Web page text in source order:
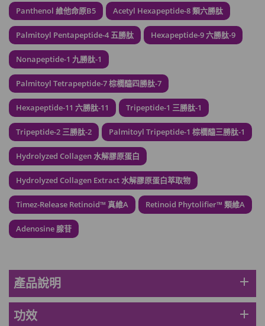
草姬 調經緊緻寶(27年2月到期)
此商品最多可加購1件
HKD$169
HKD$369
加入購物車
男補精力丸5:1 (到期日2028年1月)
此商品最多可加購1件
HKD$169
HKD$449
加入購物車
理膚泉 無香大哥大防曬 50ml (2027年4
月)
此商品最多可加購1件
HKD$88
HKD$145
加入購物車
Round Lab 白樺樹水份防曬霜 50ml
Panthenol 維他命原B5 Acetyl Hexapeptide-8 類六勝肽
Palmitoyl Pentapeptide-4 五勝肽 Hexapeptide-9 六勝肽-9
Nonapeptide-1 九勝肽-1
Palmitoyl Tetrapeptide-7 棕櫚醯四勝肽-7
Hexapeptide-11 六勝肽-11 Tripeptide-1 三勝肽-1
Tripeptide-2 三勝肽-2 Palmitoyl Tripeptide-1 棕櫚醯三勝肽-1
Hydrolyzed Collagen 水解膠原蛋白
Hydrolyzed Collagen Extract 水解膠原蛋白萃取物
Timez-Release Retinoid™ 真維A Retinoid Phytolifier™ 類維A
Adenosine 腺苷
產品說明 add
功效 add